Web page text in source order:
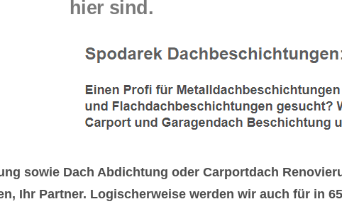
hier sind.
sowie Dach Abdichtung oder Carportdach
Ihr Partner. Logischerweise werden wir auch für in